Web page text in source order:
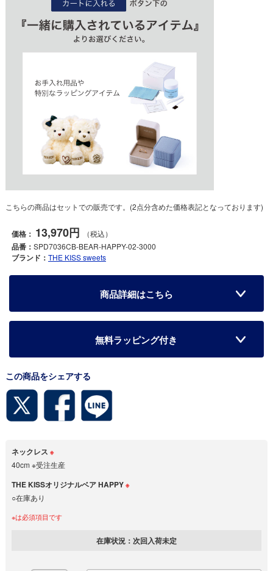
こちらの商品はセットでの販売です。(2点分含めた価格表記となっております)
価格： 13,970円 （税込）
品番： SPD7036CB-BEAR-HAPPY-02-3000
ブランド： THE KISS sweets
商品詳細はこちら
無料ラッピング付き
この商品をシェアする
ネックレス ※
40cm ※受注生産
THE KISSオリジナルベア HAPPY※
○在庫あり
※は必須項目です
在庫状況：次回入荷未定